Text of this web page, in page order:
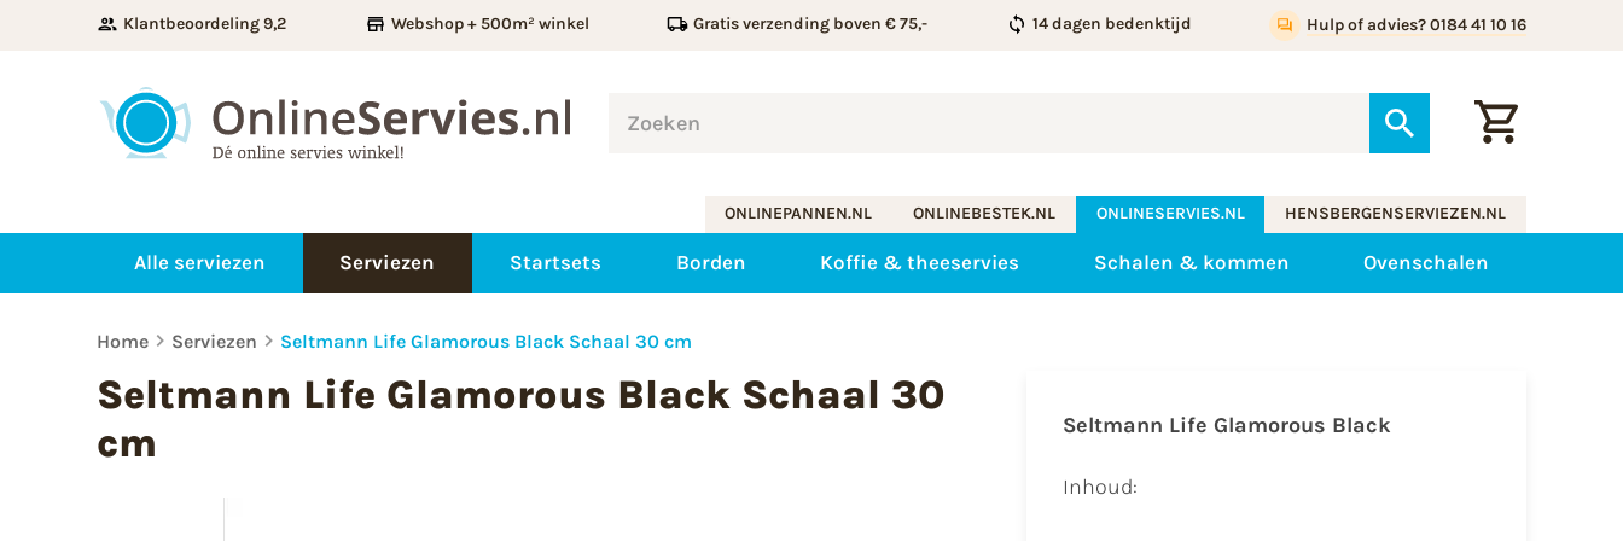
Klantbeoordeling 9,2 Webshop + 500m² winkel Gratis verzending boven € 75,- 14 dagen bedenktijd Hulp of advies? 0184 41 10 16
ONLINEPANNEN.NL ONLINEBESTEK.NL ONLINESERVIES.NL HENSBERGENSERVIEZEN.NL
Alle serviezen Serviezen Startsets Borden Koffie & theeservies Schalen & kommen Ovenschalen
Home Serviezen Seltmann Life Glamorous Black Schaal 30 cm
Seltmann Life Glamorous Black Schaal 30
cm
Seltmann Life Glamorous Black
Inhoud: